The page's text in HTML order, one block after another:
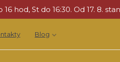
hod, St do 16:30. Od 17. 8.
Blog